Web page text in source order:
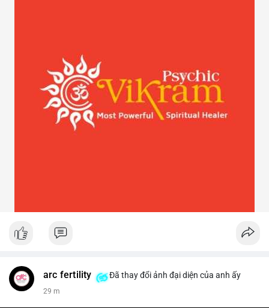
arc fertility Đã thay đổi ảnh đại diện của anh ấy
29 m